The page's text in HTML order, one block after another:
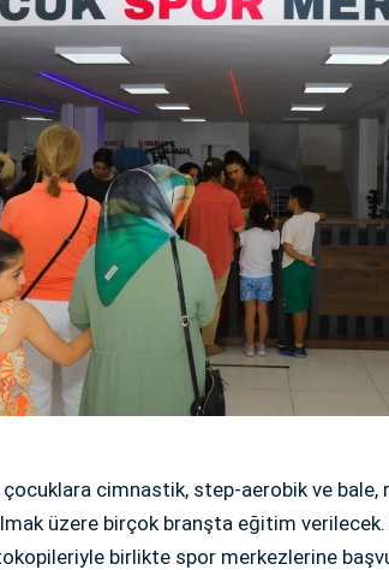
çocuklara cimnastik, step-aerobik ve
üzere birçok branşta eğitim verilecek.
birlikte spor merkezlerine